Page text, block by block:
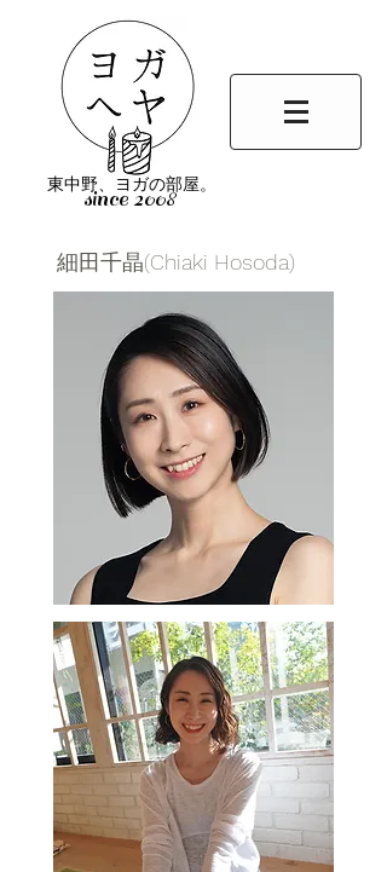
since 2008
東中野、ヨガの部屋。
細田千晶(Chiaki Hosoda)